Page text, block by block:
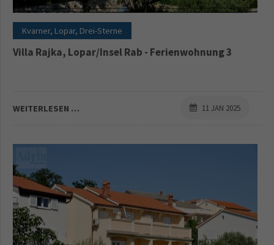
Kvarner, Lopar, Drei-Sterne
Villa Rajka, Lopar/Insel Rab - Ferienwohnung 3
WEITERLESEN … 11 JAN 2025